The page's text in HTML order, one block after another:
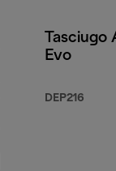
Evo
DEP216